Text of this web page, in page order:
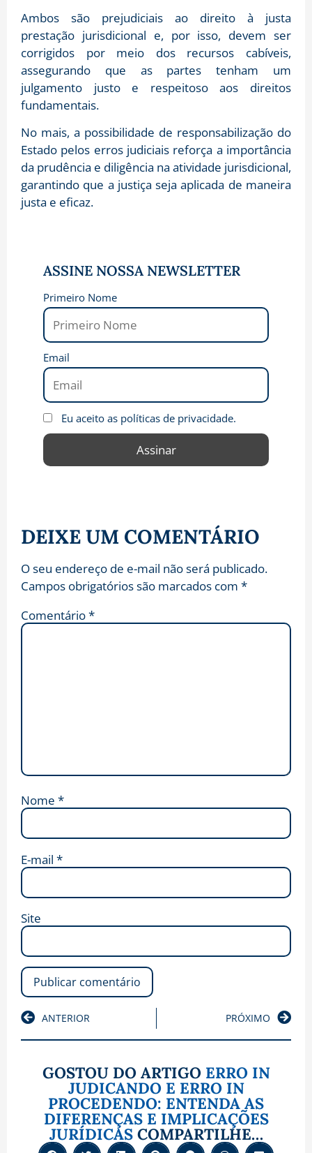
Ambos são prejudiciais ao direito à justa
prestação jurisdicional e, por isso, devem ser
corrigidos por meio dos recursos cabíveis,
assegurando que as partes tenham um
julgamento justo e respeitoso aos direitos
fundamentais.
No mais, a possibilidade de responsabilização do
Estado pelos erros judiciais reforça a importância
da prudência e diligência na atividade jurisdicional,
garantindo que a justiça seja aplicada de maneira
justa e eficaz.
ASSINE NOSSA NEWSLETTER
Primeiro Nome
Email
Eu aceito as políticas de privacidade.
DEIXE UM COMENTÁRIO
O seu endereço de e-mail não será publicado.
Campos obrigatórios são marcados com *
Comentário*
Nome *
E-mail *
Site
ANTERIOR PRÓXIMO
GOSTOU DO ARTIGO ERRO IN
JUDICANDO E ERRO IN
PROCEDENDO: ENTENDA AS
DIFERENÇAS E IMPLICAÇÕES
JURÍDICASCOMPARTILHE…